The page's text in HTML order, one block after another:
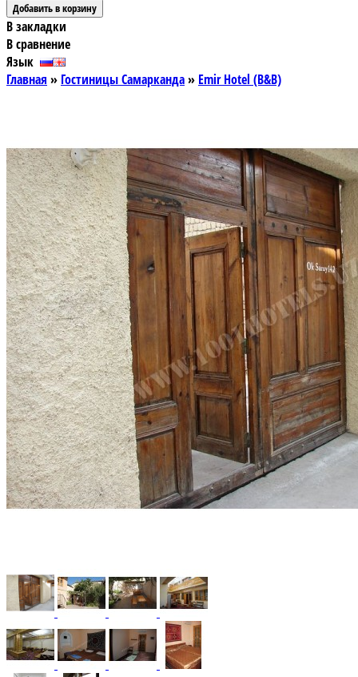
В закладки
В сравнение
Язык
Главная » Гостиницы Самарканда» Emir Hotel (B&B)